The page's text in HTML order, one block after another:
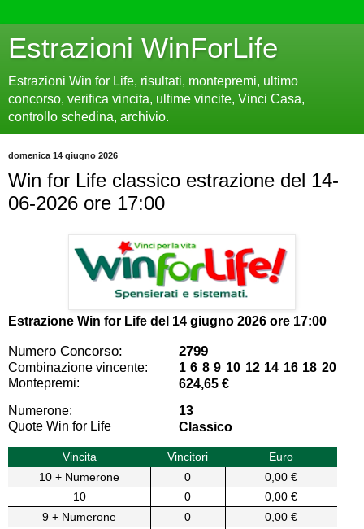
Estrazioni WinForLife
Estrazioni Win for Life, risultati, montepremi, ultimo
concorso, verifica vincita, ultime vincite, Vinci Casa,
controllo schedina, archivio.
domenica 14 giugno 2026
Win for Life classico estrazione del 14-
06-2026 ore 17:00
Estrazione Win for Life del 14 giugno 2026 ore 17:00
Numero Concorso: 2799
Combinazione vincente:
1 6 8 9 10 12 14 16 18 20
Montepremi:
624,65 €
Numerone:
13
Quote Win for Life
Classico
Vincita Vincitori
Euro
10 + Numerone
0
0,00 €
10
0
0,00 €
9 + Numerone
0
0,00 €